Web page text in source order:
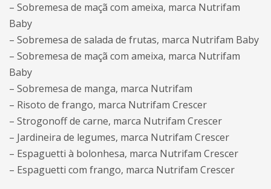
– Sobremesa de maçã com ameixa, marca Nutrifam
Baby
– Sobremesa de salada de frutas, marca Nutrifam Baby
– Sobremesa de maçã com ameixa, marca Nutrifam
Baby
– Sobremesa de manga, marca Nutrifam
– Risoto de frango, marca Nutrifam Crescer
– Strogonoff de carne, marca Nutrifam Crescer
– Jardineira de legumes, marca Nutrifam Crescer
– Espaguetti à bolonhesa, marca Nutrifam Crescer
– Espaguetti com frango, marca Nutrifam Crescer